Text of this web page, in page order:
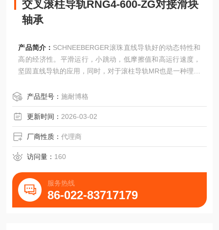
交叉滚柱导轨RNG4-600-ZG对接滑块
轴承
产品简介： SCHNEEBERGER滚珠直线导轨好的动态特性和
高的经济性。平滑运行，小跳动，低摩擦值和高运行速度，
坚固直线导轨的应用，同时，对于滚柱导轨MR也是一种理想
交叉滚柱导轨RNG4-600-ZG对接滑块轴承
产品型号：施耐博格
更新时间： 2026-03-02
厂商性质：代理商
访问量： 160
服务热线
86-022-83717179